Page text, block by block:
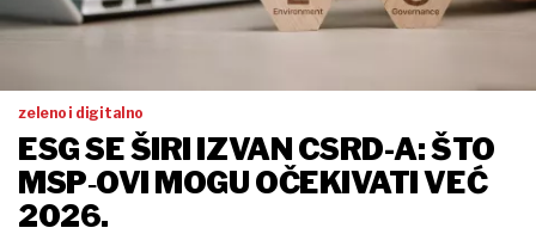
zeleno i digitalno
ESG SE ŠIRI IZVAN CSRD-A: ŠTO
MSP‑OVI MOGU OČEKIVATI VEĆ
2026.